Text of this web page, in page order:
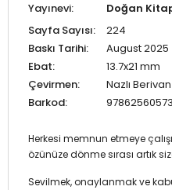
Yayınevi:
Doğan
Sayfa Sayısı:
224
Baskı Tarihi:
August 2025
Ebat:
13.7x21 mm
Çevirmen:
Nazlı
Barkod:
Herkesi memnun etmeye
özünüze dönme sırası artık
Sevilmek, onaylanmak ve